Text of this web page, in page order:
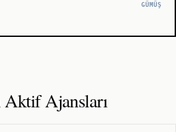
GÜMÜŞ
Ajansları